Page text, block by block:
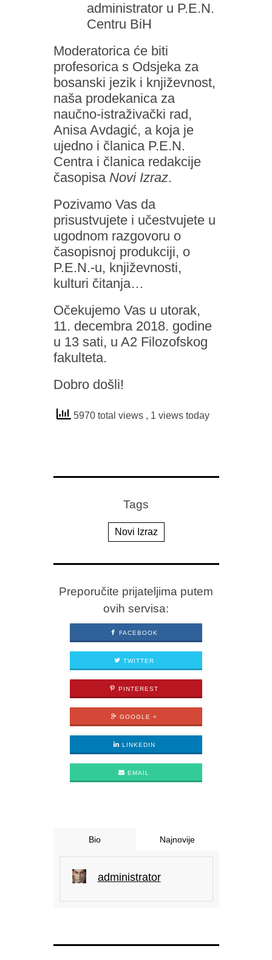
administrator u P.E.N.
Centru BiH
Moderatorica će biti
profesorica s Odsjeka za
bosanski jezik i književnost,
naša prodekanica za
naučno-istraživački rad,
Anisa Avdagić, a koja je
ujedno i članica P.E.N.
Centra i članica redakcije
časopisa Novi Izraz.
Pozivamo Vas da
prisustvujete i učestvujete u
ugodnom razgovoru o
časopisnoj produkciji, o
P.E.N.-u, književnosti,
kulturi čitanja…
Očekujemo Vas u utorak,
11. decembra 2018. godine
u 13 sati, u A2 Filozofskog
fakulteta.
Dobro došli!
5970 total views , 1 views today
Tags
Novi Izraz
Preporučite prijateljima putem
ovih servisa:
FACEBOOK
TWITTER
PINTEREST
GOOGLE +
LINKEDIN
EMAIL
Bio Najnovije
administrator